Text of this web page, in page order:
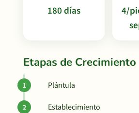
180 días
4/
Etapas de Crecimiento
Plántula
Establecimiento